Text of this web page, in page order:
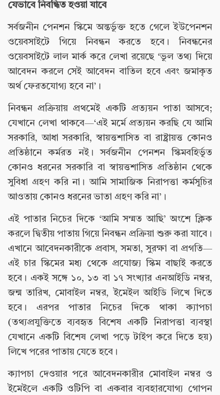
যেভাবে নিবন্ধিত হওয়া যাবে
সর্বজনীন পেনশন স্কিমে অন্তর্ভুক্ত হতে গেলে ইউপেনশন
ওয়েবসাইটে গিয়ে নিবন্ধন করতে হবে। নিবন্ধনের
ওয়েবসাইটে লাল মার্ক করে লেখা রয়েছে ‘ভুল তথ্য দিয়ে
আবেদন করলে সেই আবেদন বাতিল হবে এবং জমাকৃত
অর্থ ফেরতযোগ্য হবে না’।
নিবন্ধন প্রক্রিয়ায় প্রথমেই একটি প্রত্যয়ন পাতা আসবে;
যেখানে লেখা থাকবে—‘এই মর্মে প্রত্যয়ন করছি যে আমি
সরকারি, আধা সরকারি, স্বায়ত্তশাসিত বা রাষ্ট্রায়ত্ত কোনও
প্রতিষ্ঠানে কর্মরত নই। সর্বজনীন পেনশন স্কিমবহির্ভূত
কোনও ধরনের সরকারি বা স্বায়ত্তশাসিত প্রতিষ্ঠান থেকে
সুবিধা গ্রহণ করি না। আমি সামাজিক নিরাপত্তা কর্মসূচির
আওতায় কোনও ধরনের ভাতা গ্রহণ করি না’।
এই পাতার নিচের দিকে ‘আমি সম্মত আছি’ অংশে ক্লিক
করলে দ্বিতীয় পাতায় গিয়ে নিবন্ধন প্রক্রিয়া শুরু করা যাবে।
এখানে আবেদনকারীকে প্রবাস, সমতা, সুরক্ষা বা প্রগতি—
এই চার স্কিমের মধ্য থেকে প্রযোজ্য স্কিম বাছাই করতে
হবে। একই সঙ্গে ১০, ১৩ বা ১৭ সংখ্যার এনআইডি নম্বর,
জন্ম তারিখ, মোবাইল নম্বর, ইমেইল আইডি লিখে দিতে
হবে। এরপর পাতার নিচের দিকে থাকা ক্যাপচা
(তথ্যপ্রযুক্তিতে ব্যবহৃত বিশেষ একটি নিরাপত্তা ব্যবস্থা
যেখানে একটি বিশেষ লেখা পড়ে টাইপ করে দিতে হয়)
লিখে পরের পাতায় যেতে হবে।
ক্যাপচা দেওয়ার পরে আবেদনকারীর মোবাইল নম্বর ও
ইমেইলে একটি ওটিপি বা একবার ব্যবহারযোগ্য গোপন